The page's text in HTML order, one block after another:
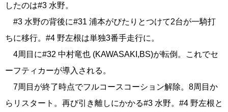
したのは#3 水野。
#3 水野の背後に#31 浦本がぴたりとつけて2台が一騎打
ちに移行。#4 野左根は単独3番手走行に。
4周目に#32 中村竜也 (KAWASAKI,BS)が転倒。これでセ
ーフティカーが導入される。
7周目が終了時点でフルコースコーション解除。8周目か
らリスタート。再び引き離しにかかる#3 水野。#4 野左根と